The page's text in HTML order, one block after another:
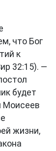
что Бог
к
32:15). —
будет
Моисеев
жизни,